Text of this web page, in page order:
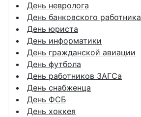
День невролога
День банковского работника
День юриста
День информатики
День гражданской авиации
День футбола
День работников ЗАГСа
День снабженца
День ФСБ
День хоккея